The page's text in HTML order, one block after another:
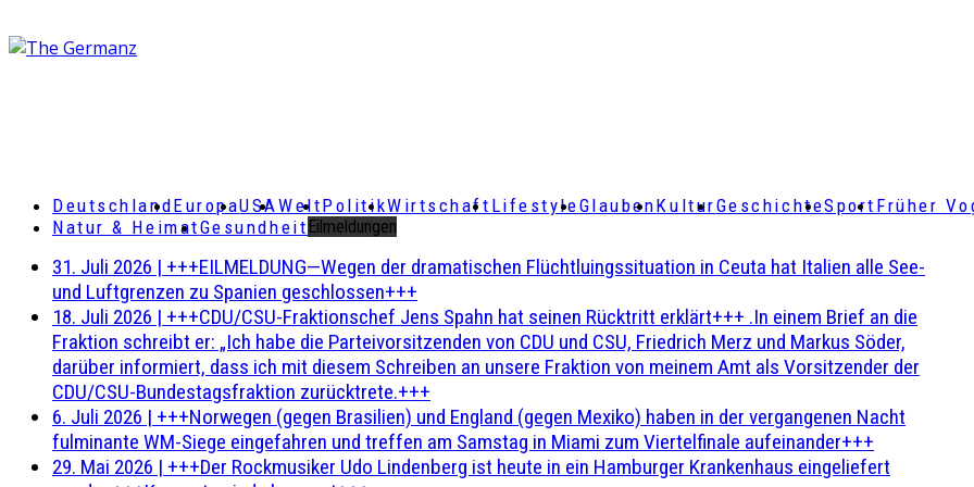
DeutschlandEuropaUSAWeltPolitikWirtschaft LifestyleGlaubenKulturGeschichteSport Früher
Natur & HeimatGesundheit Eilmeldungen
31. Juli 2026 | +++EILMELDUNG—Wegen der dramatischen Flüchtluingssituation in Ceuta hat Italien alle See-
und Luftgrenzen zu Spanien geschlossen+++
18. Juli 2026 | +++CDU/CSU-Fraktionschef Jens Spahn hat seinen Rücktritt erklärt+++ .In einem Brief an die
Fraktion schreibt er: „Ich habe die Parteivorsitzenden von CDU und CSU, Friedrich Merz und Markus Söder,
darüber informiert, dass ich mit diesem Schreiben an unsere Fraktion von meinem Amt als Vorsitzender der
CDU/CSU-Bundestagsfraktion zurücktrete.+++
6. Juli 2026 | +++Norwegen (gegen Brasilien) und England (gegen Mexiko) haben in der vergangenen Nacht
fulminante WM-Siege eingefahren und treffen am Samstag in Miami zum Viertelfinale aufeinander+++
29. Mai 2026 | +++Der Rockmusiker Udo Lindenberg ist heute in ein Hamburger Krankenhaus eingeliefert